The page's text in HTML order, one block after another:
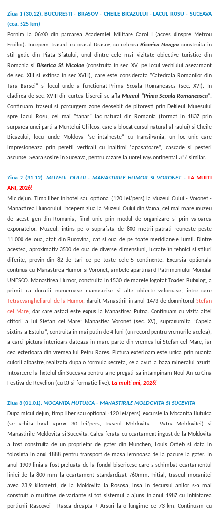
Ziua 1 (30.12). BUCURESTI - BRASOV - CHEILE BICAZULUI - LACUL ROSU - SUCEAVA
(cca. 525 km)
Pornim la 06:00 din parcarea Academiei Militare Carol I (acces dinspre Metrou
Eroilor). Incepem traseul cu orasul
Brasov, cucelebraBiserica Neagra construita in
stil gotic din Piata Sfatului, unul dintre cele mai vizitate obiective turistice din
Romania siBiserica Sf. Nicolae(construita in sec. XV, pe locul vechiului asezamant
de sec. XIII si extinsa in sec XVIII), care este considerata “Catedrala Romanilor din
Tara Barsei” si locul unde a functionat Prima Scoala Romaneasca (sec. XVI). In
cladirea de sec. XVIII din curtea bisercii se aflaMuzeul “Prima Scoala Romaneasca”.
Continuam traseul si parcurgem zone deosebit de pitoresti prin Defileul Muresului
spre Lacul Rosu, cel mai “tanar” lac natural din Romania (format in 1837 prin
surparea unei parti a Muntelui Ghilcos, care a blocat cursul natural al raului) si Cheile
Bicazului, locul unde Moldova “se intalneste” cu Transilvania, un loc unic care
impresioneaza prin peretii verticali cu inaltimi “apasatoare”, cascade si pesteri
ascunse. Seara sosire in Suceava, pentru cazare la Hotel MyContinental 3*/ similar.
Ziua 2 (31.12). MUZEUL OULUI - MANASTIRILE HUMOR SI VORONET- LA MULTI
ANI, 2026!
Mic dejun. Timp liber in hotel sau optional (120 lei/pers) la Muzeul Oului - Voronet -
Manastirea Humorului. Incepem ziua la Muzeul Oului din Vama, cel mai mare muzeu
de acest gen din Romania, fiind unic prin modul de organizare si prin valoarea
exponatelor. Muzeul, intins pe o suprafata de 800 metrii patrati reuneste peste
11.000 de oua, atat din Bucovina, cat si oua de pe toate meridianele lumii. Dintre
acestea, aproximativ 3500 de oua de diverse dimensiuni, lucrate în tehnici si stiluri
diferite, provin din 82 de tari de pe toate cele 5 continente. Excursia optionala
continua cu Manastirea Humor si Voronet, ambele apartinand Patrimoniului Mondial
UNESCO. Manastirea Humor, construita in 1530 de marele logofat Toader Bubuiog, a
primit ca donatii numeroase manuscrise si alte obiecte valoroase, intre care
Tetraevangheliarul de la Humor, daruit Manastirii in anul 1473 de domnitorulStefan
cel Mare, dar care astazi este expus la Manastirea Putna. Continuam cu vizita altei
ctitorii a lui Stefan cel Mare: Manastiea Voronet (sec. XV), supranumita “Capela
sixtina a Estului”, contruita in mai putin de 4 luni (un record pentru vremurile acelea),
a carei pictura interioara dateaza in mare parte din vremea lui Stefan cel Mare, iar
cea exterioara din vremea lui Petru Rares. Pictura exterioara este unica prin nuanta
culorii albastre, realizata dupa o formula secreta, ce a avut la baza mineralul azurit.
Intoarcere la hotelul din Suceava pentru a ne pregati sa intampinam Noul An cu Cina
Festiva de Revelion (cu DJ si formatie live). La multi ani, 2026!
Ziua 3 (01.01). MOCANITA HUTULCA - MANASTIRILE MOLDOVITA SI SUCEVITA
Dupa micul dejun, timp liber sau optional (120 lei/pers) excursie la Mocanita Hutulca
(se achita local aprox. 30 lei/pers, traseul Moldovita - Vatra Moldovitei) si
Manastirile Moldovita si Sucevita. Calea ferata cu ecartament ingust de la Moldovita
a fost construita de un proprietar de gater din Munchen, Louis Ortieb si data in
folosinta in anul 1888 pentru transport de masa lemnoasa de la padure la gater. In
anul 1909 linia a fost preluata de la fondul bisericesc care a schimbat ecartamentul
liniei de la 800 mm la ecartament standardizat 760mm. Initial, traseul mocanitei
avea 23,9 kilometri, de la Moldovita la Rososa, insa in decursul anilor s-a mai
construit o multime de variante si tot sistemul a ajuns in anul 1987 cu infiintarea
portiunii Rascovei - Rasca dreapta + Arsuri la o lungime de 73 km. Continuam cu